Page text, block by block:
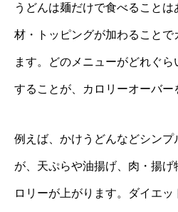
うどんは麺だけで食べること
材・トッピングが加わることで
ます。どのメニューがどれぐ
することが、カロリーオーバー
例えば、かけうどんなどシンプ
が、天ぷらや油揚げ、肉・揚
ロリーが上がります。ダイエ